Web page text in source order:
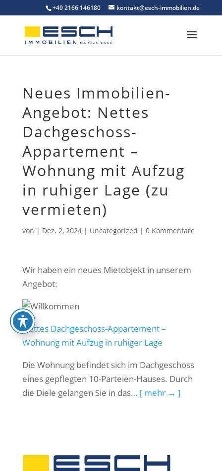
to
content
+49 2166 146180 kontakt@esch-immobilien.de
Neues Immobilien-
Angebot: Nettes
Dachgeschoss-
Appartement –
Wohnung mit Aufzug
in ruhiger Lage (zu
vermieten)
von | Dez. 2, 2024| Uncategorized | 0 Kommentare
Wir haben ein neues Mietobjekt in unserem
Angebot:
Nettes Dachgeschoss-Appartement –
Wohnung mit Aufzug in ruhiger Lage
Die Wohnung befindet sich im Dachgeschoss
eines gepflegten 10-Parteien-Hauses. Durch
die Diele gelangen Sie in das… [ mehr → ]